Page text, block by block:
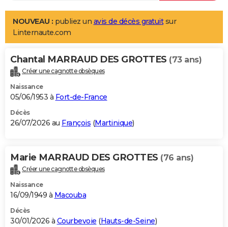
Art de vivre
Bien-être
Loisirs
Mode
Modes de vie
+
Alimentation
Guide de la santé
Maladies
Médicaments
Sommeil
VOYAGE
Destinations
City break
Voyage nature
Voyage de noces
Forum
Climat
PHOTO
GUIDES D'ACHAT
BONS PLANS
CARTE DE VOEUX
Dictionnaire
Biographies
Citations
Expressions
Proverbes
PROGRAMME TV
S'inscrire
Se connecter
Lycées
Collèges
Primaires
Universités
Entreprises
Service militaire
Avis de recherche
AVIS DE DÉCÈS
FORUM
NOUVEAU : publiez un avis de décès gratuitsur
Linternaute.com
Chantal MARRAUD DES GROTTES (73 ans)
Créer une cagnotte obsèques
Naissance
05/06/1953 à Fort-de-France
Décès
26/07/2026 au François (Martinique)
Marie MARRAUD DES GROTTES (76 ans)
Créer une cagnotte obsèques
Naissance
16/09/1949 à Macouba
Décès
30/01/2026 à Courbevoie (Hauts-de-Seine)